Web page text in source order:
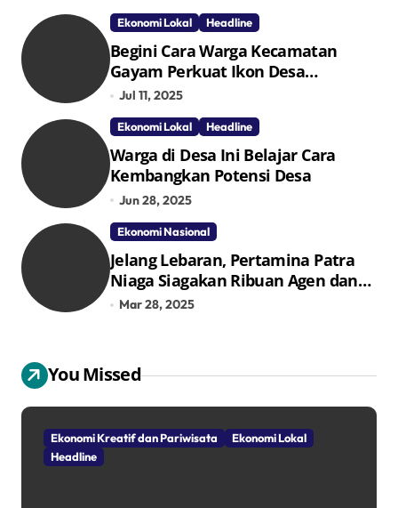
Ekonomi Lokal Headline
Begini Cara Warga Kecamatan
Gayam Perkuat Ikon Desa
Penggerak Ekonomi Lokal Melalui
TPID
Jul 11, 2025
Ekonomi Lokal Headline
Warga di Desa Ini Belajar Cara
Kembangkan Potensi Desa
Jun 28, 2025
Ekonomi Nasional
Jelang Lebaran, Pertamina Patra
Niaga Siagakan Ribuan Agen dan
Pangkalan LPG 3 Kg
Mar 28, 2025
You Missed
Ekonomi Kreatif dan Pariwisata
Ekonomi Lokal
Headline